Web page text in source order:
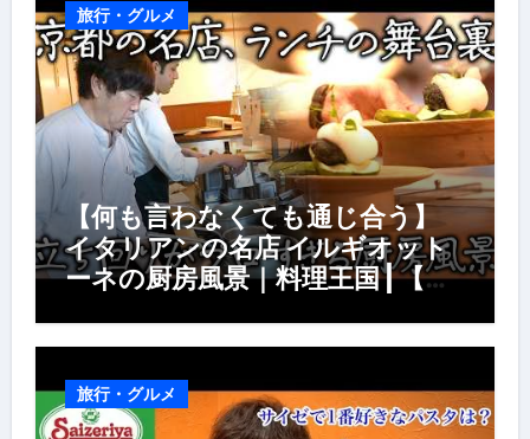
旅行・グルメ
【何も言わなくても通じ合う】
イタリアンの名店 イルギオット
ーネの厨房風景｜料理王国 | 【厨
風景】
旅行・グルメ